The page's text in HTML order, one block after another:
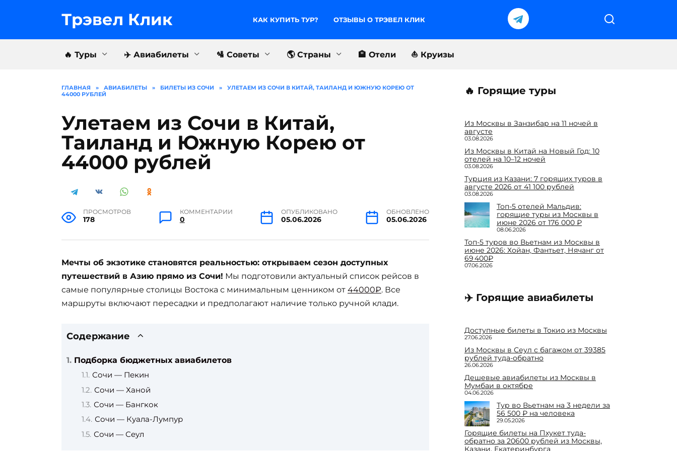
Трэвел Клик КАК КУПИТЬ ТУР? ОТЗЫВЫ О ТРЭВЕЛ КЛИК
🔥 Туры ✈️ Авиабилеты 🛂 Советы 🌎 Страны 🏨 Отели ⛵️ Круизы
ГЛАВНАЯ » АВИАБИЛЕТЫ » БИЛЕТЫ ИЗ СОЧИ »
УЛЕТАЕМ ИЗ СОЧИ В КИТАЙ, ТАИЛАНД И ЮЖНУЮ КОРЕЮ ОТ
44000 РУБЛЕЙ
Улетаем из Сочи в Китай,
Таиланд и Южную Корею от
44000 рублей
ПРОСМОТРОВ
178
КОММЕНТАРИИ
0
ОПУБЛИКОВАНО
05.06.2026
ОБНОВЛЕНО
05.06.2026
Мечты об экзотике становятся реальностью: открываем сезон доступных
путешествий в Азию прямо из Сочи! Мы подготовили актуальный список рейсов в
самые популярные столицы Востока с минимальным ценником от 44000₽. Все
маршруты включают пересадки и предполагают наличие только ручной клади.
Содержание
Подборка бюджетных авиабилетов
Сочи — Пекин
Сочи — Ханой
Сочи — Бангкок
Сочи — Куала-Лумпур
Сочи — Сеул
🔥 Горящие туры
Из Москвы в Занзибар на 11 ночей в
августе
03.08.2026
Из Москвы в Китай на Новый Год: 10
отелей на 10–12 ночей
03.08.2026
Турция из Казани: 7 горящих туров в
августе 2026 от 41 100 рублей
03.08.2026
Топ-5 отелей Мальдив:
горящие туры из Москвы в
июне 2026 от 176 000 ₽
08.06.2026
Топ-5 туров во Вьетнам из Москвы в
июне 2026: Хойан, Фантьет, Нячанг от
69 400₽
07.06.2026
✈️ Горящие авиабилеты
Доступные билеты в Токио из Москвы
27.06.2026
Из Москвы в Сеул с багажом от 39385
рублей туда-обратно
26.06.2026
Дешевые авиабилеты из Москвы в
Мумбаи в октябре
04.06.2026
Тур во Вьетнам на 3 недели за
56 500 ₽ на человека
29.05.2026
Горящие билеты на Пхукет туда-
обратно за 20600 рублей из Москвы,
Казани, Екатеринбурга